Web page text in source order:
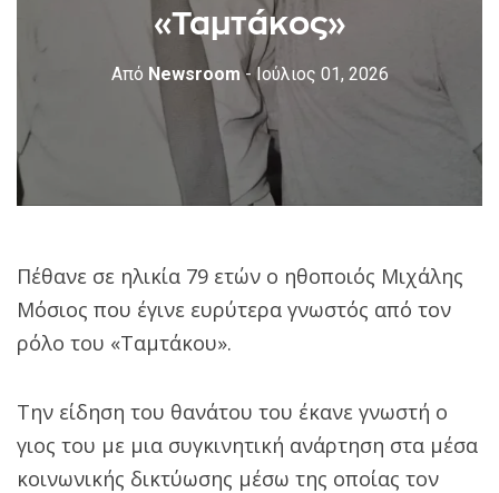
«Ταμτάκος»
Από Newsroom - Ιούλιος 01, 2026
Πέθανε σε ηλικία 79 ετών ο ηθοποιός Μιχάλης
Μόσιος που έγινε ευρύτερα γνωστός από τον
ρόλο του «Ταμτάκου».
Την είδηση του θανάτου του έκανε γνωστή ο
γιος του με μια συγκινητική ανάρτηση στα μέσα
κοινωνικής δικτύωσης μέσω της οποίας τον